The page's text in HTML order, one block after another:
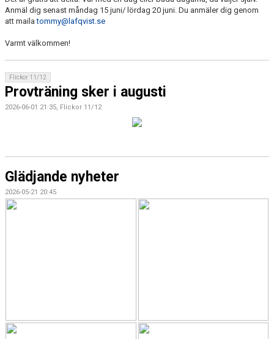
Anmäl dig senast måndag 15 juni/ lördag 20 juni. Du anmäler dig genom
att mailatommy@lafqvist.se
Varmt välkommen!
Flickor 11/12
Provträning sker i augusti
2026-06-01 21:35, Flickor 11/12
Glädjande nyheter
2026-05-21 20:45